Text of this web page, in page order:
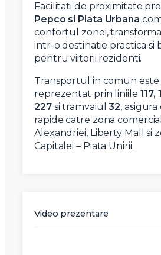
Facilitati de proximitate
Pepco si Piata Urbana
confortul zonei,
intr-o destinatie practica si
pentru viitorii rezidenti.
Transportul in comun
reprezentat prin liniile 117,
227si tramvaiul32,
rapide catre zona
Alexandriei, Liberty Mall si
Capitalei – Piata Unirii.
Video prezentare